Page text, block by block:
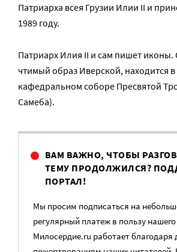
Патриарха всея Грузии Илии II и
1989 году.
Патриарх Илия ΙΙ и сам пишет иконы.
чтимый образ Иверской, находится
кафедральном соборе Пресвятой
Самеба).
ВАМ ВАЖНО, ЧТОБЫ
ТЕМУ ПРОДОЛЖИЛСЯ?
ПОРТАЛ!
Мы просим подписаться на
регулярный платеж в пользу
Милосердие.ru работает